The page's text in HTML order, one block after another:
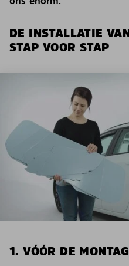
DE INSTALLATIE
STAP VOOR STAP
1. VÓÓR DE